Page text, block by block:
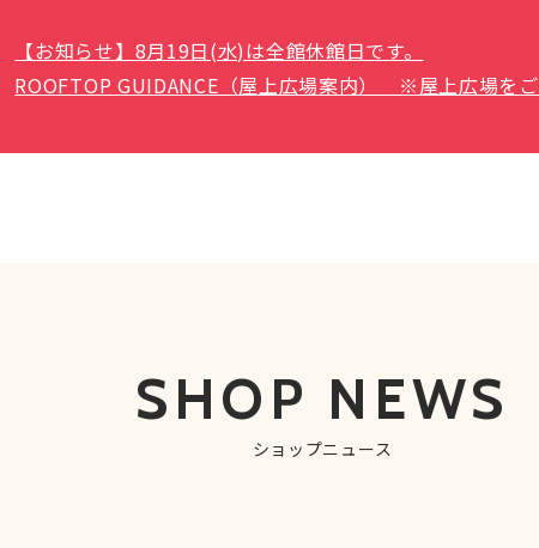
【お知らせ】8月19日(水)は全館休館日です。
ROOFTOP GUIDANCE（屋上広場案内） ※屋上広場を
SHOP NEWS
ショップニュース